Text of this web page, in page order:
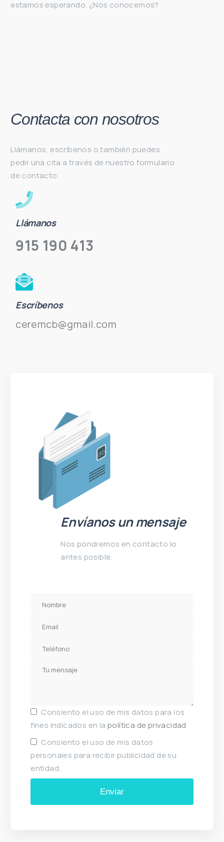
estamos esperando. ¿Nos conocemos?
Contacta con nosotros
Llámanos, escríbenos o también puedes
pedir una cita a través de nuestro formulario
de contacto.
Llámanos
915 190 413
Escríbenos
ceremcb@gmail.com
Envíanos un mensaje
Nos pondremos en contacto lo
antes posible.
Consiento el uso de mis datos para los
fines indicados en la política de privacidad
Consiento el uso de mis datos
personales para recibir publicidad de su
entidad.